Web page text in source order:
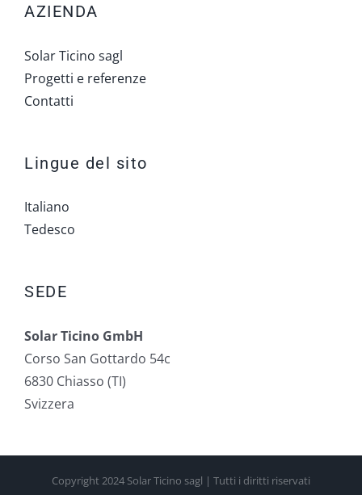
AZIENDA
Solar Ticino sagl
Progetti e referenze
Contatti
Lingue del sito
Italiano
Tedesco
SEDE
Solar Ticino GmbH
Corso San Gottardo 54c
6830 Chiasso (TI)
Svizzera
Copyright 2024 Solar Ticino sagl | Tutti i diritti riservati